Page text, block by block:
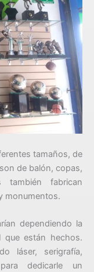
tamaños, de
de balón, copas,
fabrican
monumentos.
dependiendo la
están hechos.
láser, serigrafía,
dedicarle un